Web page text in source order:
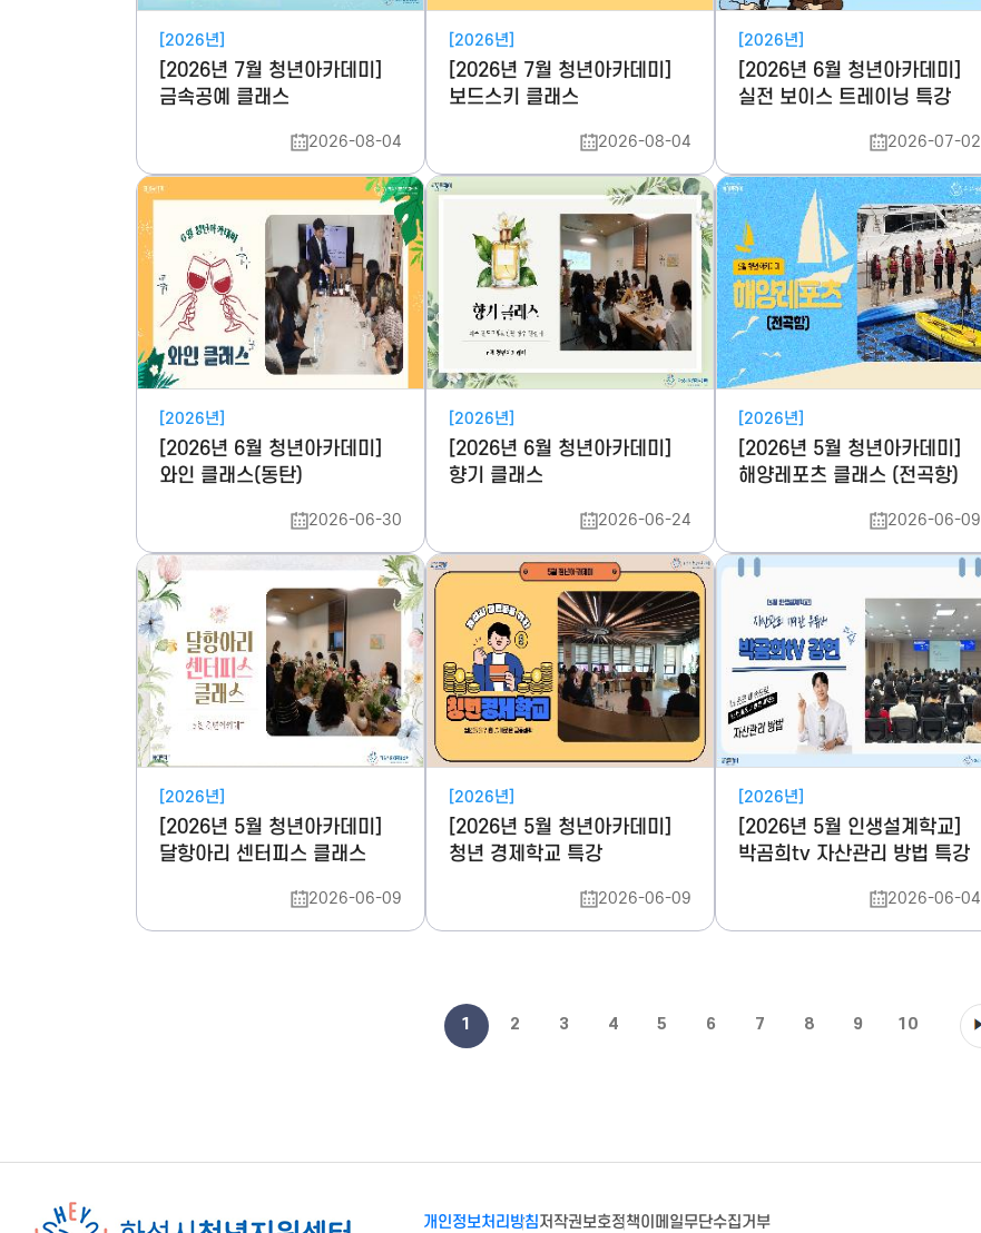
[2026년]
[2026년 7월 청년아카데미]
금속공예 클래스
2026-08-04
[2026년]
[2026년 7월 청년아카데미]
보드스키 클래스
2026-08-04
[2026년]
[2026년 6월 청년아카데미]
실전 보이스 트레이닝 특강
2026-07-02
[2026년]
[2026년 6월 청년아카데미]
와인 클래스(동탄)
2026-06-30
[2026년]
[2026년 6월 청년아카데미]
향기 클래스
2026-06-24
[2026년]
[2026년 5월 청년아카데미]
해양레포츠 클래스 (전곡항)
2026-06-09
[2026년]
[2026년 5월 청년아카데미]
달항아리 센터피스 클래스
2026-06-09
[2026년]
[2026년 5월 청년아카데미]
청년 경제학교 특강
2026-06-09
[2026년]
[2026년 5월 인생설계학교]
박곰희tv 자산관리 방법 특강
2026-06-04
1 2 3 4 5 6 7 8 9 10
개인정보처리방침저작권보호정책이메일무단수집거부